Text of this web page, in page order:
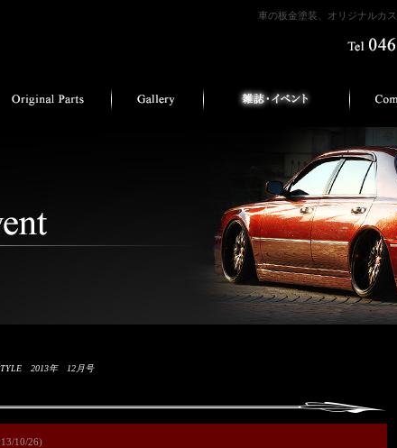
車の板金塗装、オリジナルカ
2013年 12月号
10/26)